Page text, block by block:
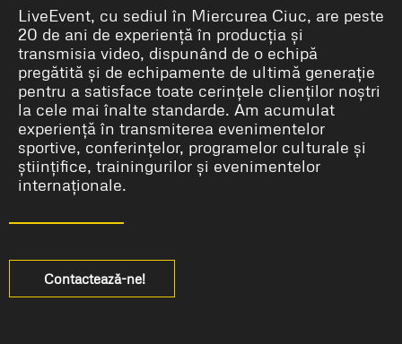
LiveEvent, cu sediul în Miercurea Ciuc, are peste
20 de ani de experiență în producția și
transmisia video, dispunând de o echipă
pregătită și de echipamente de ultimă generație
pentru a satisface toate cerințele clienților noștri
la cele mai înalte standarde. Am acumulat
experiență în transmiterea evenimentelor
sportive, conferințelor, programelor culturale și
științifice, trainingurilor și evenimentelor
internaționale.
Contactează-ne!